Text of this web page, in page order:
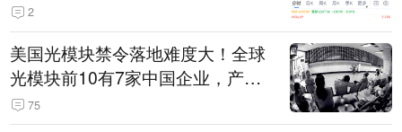
开 2
美国光模块禁令落地难度大！全球
光模块前10有7家中国企业，产业
界人士：想“脱钩”并不容易
75